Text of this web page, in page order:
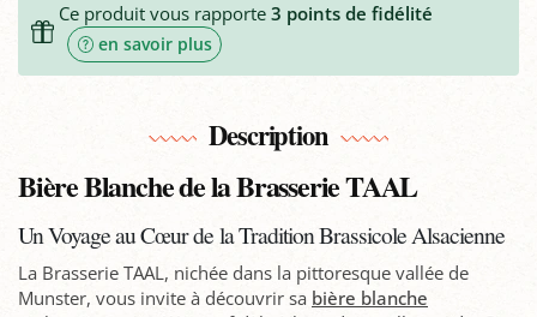
Ce produit vous rapporte 3 points de fidélité
en savoir plus
Description
Bière Blanche de la Brasserie TAAL
Un Voyage au Cœur de la Tradition Brassicole Alsacienne
La Brasserie TAAL, nichée dans la pittoresque vallée de
Munster, vous invite à découvrir sa bière blanche